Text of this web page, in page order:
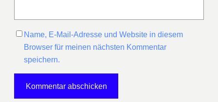
Name, E-Mail-Adresse und Website in diesem
Browser für meinen nächsten Kommentar
speichern.